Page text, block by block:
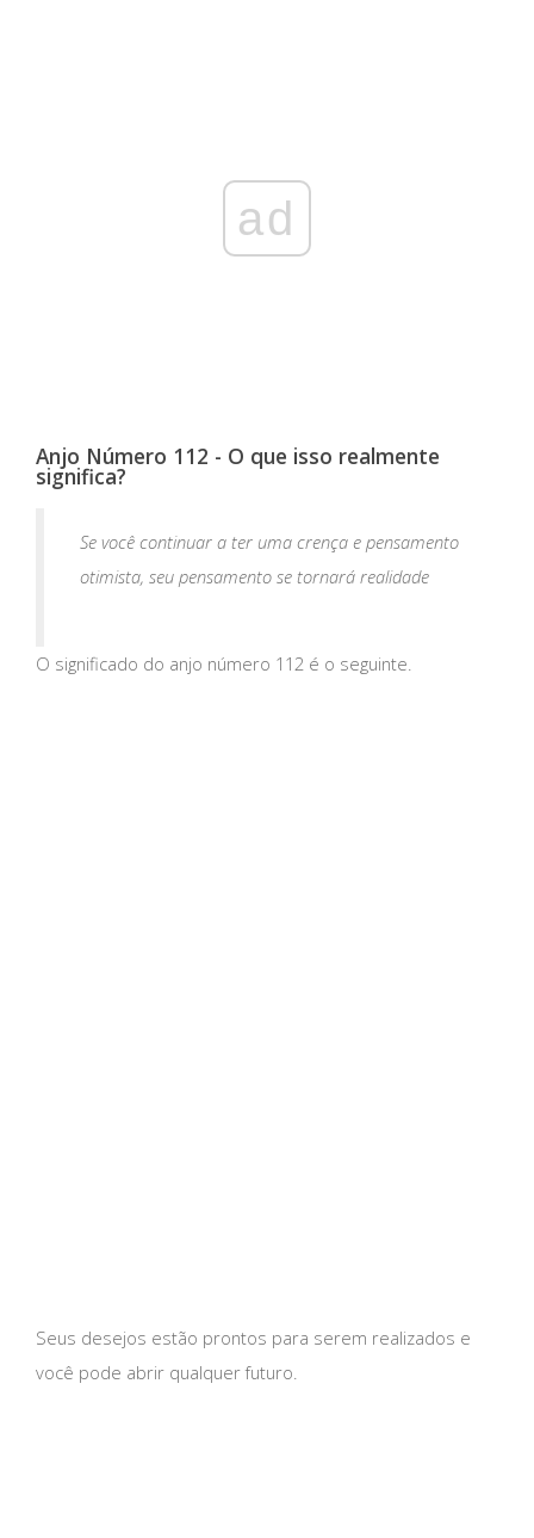
ad
Anjo Número 112 - O que isso realmente
significa?
Se você continuar a ter uma crença e pensamento
otimista, seu pensamento se tornará realidade
O significado do anjo número 112 é o seguinte.
Seus desejos estão prontos para serem realizados e
você pode abrir qualquer futuro.